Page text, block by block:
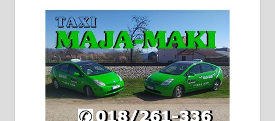
стамбене целине једна уз другу.
2х150м2, две гараже, централно
грејање на гас и дрва. Две
адресе. 063/71-74-023
Издајем комплетно опремљену
халу на Житковачком путу, на
плацу површине око 7 ари.
064/321-80-51; 063/102-35-25